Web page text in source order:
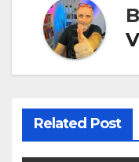
Related Post